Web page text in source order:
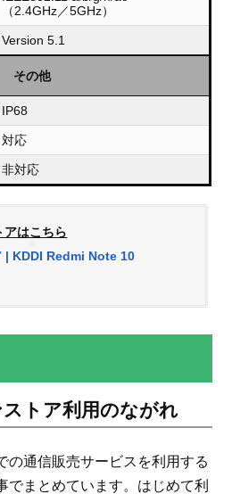
（2.4GHz／5GHz）
Version 5.1
その他
IP68
対応
非対応
はこちら
| KDDI Redmi Note 10
トア利用のながれ
の通信販売サービスを利用する
でまとめています。はじめて利